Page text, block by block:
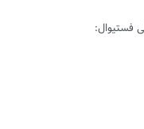
فستیوال: